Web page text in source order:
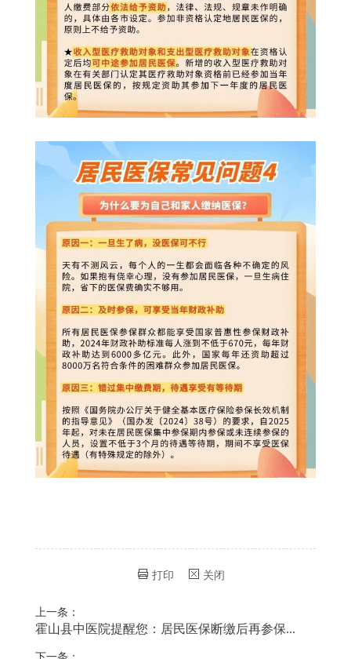
打印 关闭
上一条：
霍山县中医院提醒您：居民医保断缴后再参保...